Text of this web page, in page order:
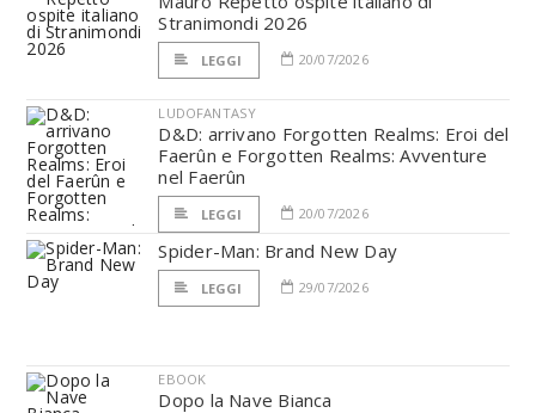
Stranimondi 2026
LEGGI 20/07/2026
LUDOFANTASY
D&D: arrivano Forgotten Realms: Eroi del
Faerûn e Forgotten Realms: Avventure
nel Faerûn
LEGGI 20/07/2026
Spider-Man: Brand New Day
LEGGI 29/07/2026
EBOOK
Dopo la Nave Bianca